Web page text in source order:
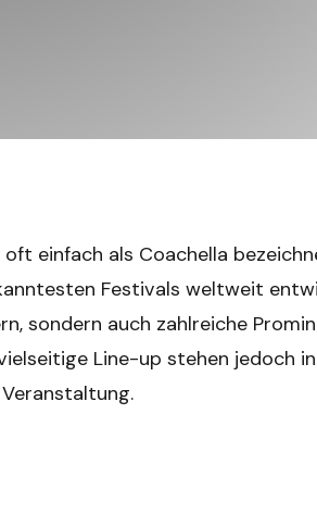
einfach als Coachella
Festivals weltweit
sondern auch zahlreiche
Line-up stehen jedoch